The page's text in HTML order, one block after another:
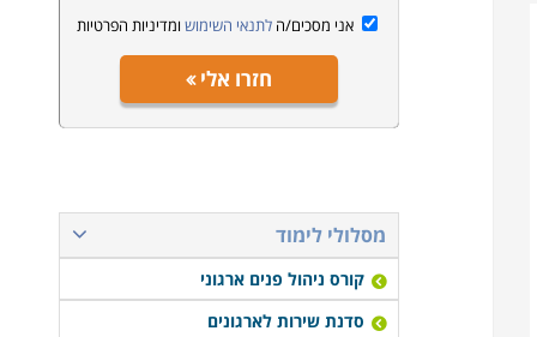
אני מסכים/הלתנאי השימוש ומדיניות הפרטיות
חזרו אלי
מסלולי לימוד
קורס ניהול פנים ארגוני
סדנת שירות לארגונים